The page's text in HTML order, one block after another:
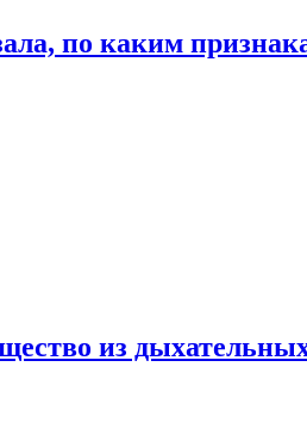
по каким
из